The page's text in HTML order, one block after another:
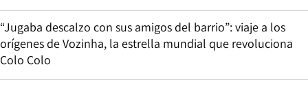
“Jugaba descalzo con sus amigos del barrio”: viaje a los
orígenes de Vozinha, la estrella mundial que revoluciona
Colo Colo